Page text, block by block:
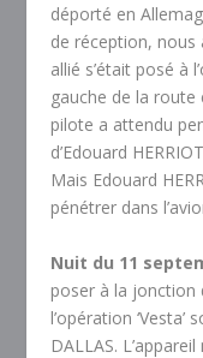
déporté en
de réception, nous
allié s’était posé à
gauche de la route
pilote a attendu
d’Edouard
Mais Edouard
pénétrer dans
Nuit du 11
poser à la jonction
l’opération
DALLAS.